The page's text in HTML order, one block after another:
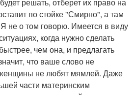
по стойке "Смирно", а там
не о том говорю. Имеется в виду
когда нужно сделать
чем она, и предлагать
что ваше слово не
не любят мямлей. Даже
части материнским